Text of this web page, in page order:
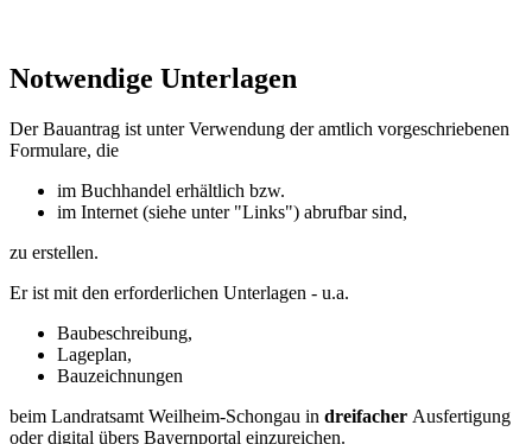
Notwendige Unterlagen
Der Bauantrag ist unter Verwendung der amtlich vorgeschriebenen
Formulare, die
im Buchhandel erhältlich bzw.
im Internet (siehe unter "Links") abrufbar sind,
zu erstellen.
Er ist mit den erforderlichen Unterlagen - u.a.
Baubeschreibung,
Lageplan,
Bauzeichnungen
beim Landratsamt Weilheim-Schongau in dreifacher Ausfertigung
oder digital übers Bayernportal einzureichen.